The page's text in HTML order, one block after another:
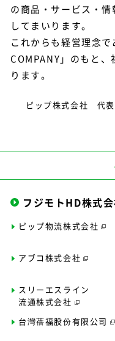
の商品・サービス・
してまいります。
これからも経営理念
COMPANY」のもと
ります。
ピップ株式会社 代
フジモトHD株式
ピップ物流株式会社
アブコ株式会社
スリーエスライン
流通株式会社
台灣蓓福股份有限公司